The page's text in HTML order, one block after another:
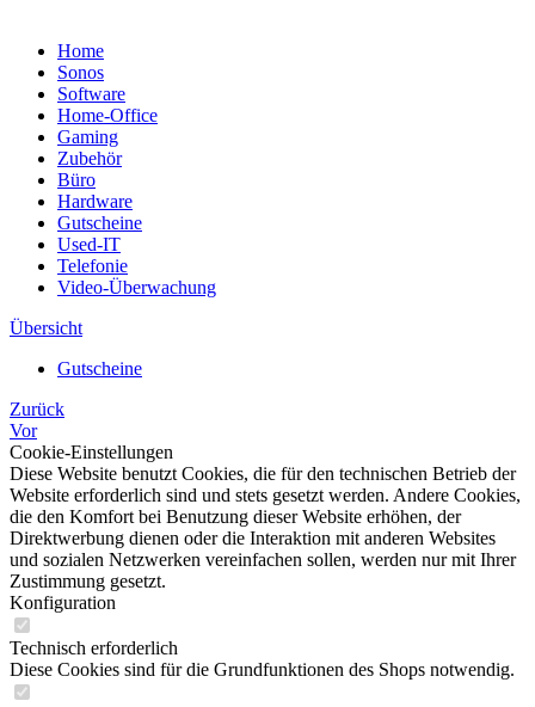
Home
Sonos
Software
Home-Office
Gaming
Zubehör
Büro
Hardware
Gutscheine
Used-IT
Telefonie
Video-Überwachung
Übersicht
Gutscheine
Zurück
Vor
Cookie-Einstellungen
Diese Website benutzt Cookies, die für den technischen Betrieb der
Website erforderlich sind und stets gesetzt werden. Andere Cookies,
die den Komfort bei Benutzung dieser Website erhöhen, der
Direktwerbung dienen oder die Interaktion mit anderen Websites
und sozialen Netzwerken vereinfachen sollen, werden nur mit Ihrer
Zustimmung gesetzt.
Konfiguration
Technisch erforderlich
Diese Cookies sind für die Grundfunktionen des Shops notwendig.